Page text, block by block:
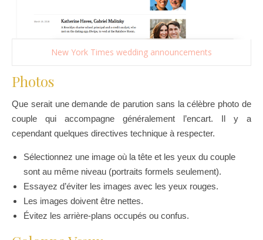
New York Times wedding announcements
Photos
Que serait une demande de parution sans la célèbre photo de
couple qui accompagne généralement l’encart. Il y a
cependant quelques directives technique à respecter.
Sélectionnez une image où la tête et les yeux du couple
sont au même niveau (portraits formels seulement).
Essayez d’éviter les images avec les yeux rouges.
Les images doivent être nettes.
Évitez les arrière-plans occupés ou confus.